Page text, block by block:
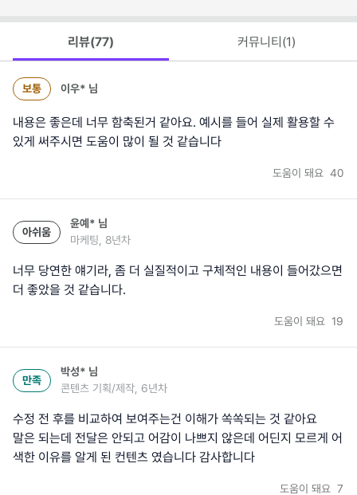
리뷰(77) 커뮤니티(1)
보통 이우* 님
내용은 좋은데 너무 함축된거 같아요. 예시를 들어 실제 활용할 수
있게 써주시면 도움이 많이 될 것 같습니다
도움이 돼요 40
아쉬움
윤예* 님
마케팅, 8년차
너무 당연한 얘기라, 좀 더 실질적이고 구체적인 내용이 들어갔으면
더 좋았을 것 같습니다.
도움이 돼요 19
만족
박성* 님
콘텐츠 기획/제작, 6년차
수정 전 후를 비교하여 보여주는건 이해가 쏙쏙되는 것 같아요
말은 되는데 전달은 안되고 어감이 나쁘지 않은데 어딘지 모르게 어
색한 이유를 알게 된 컨텐츠 였습니다 감사합니다
도움이 돼요 7